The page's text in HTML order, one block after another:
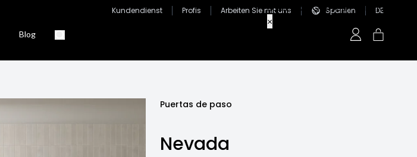
Kundendienst Profis Arbeiten Sie mit uns Spanien DE
Blog
Puertas de paso
Nevada